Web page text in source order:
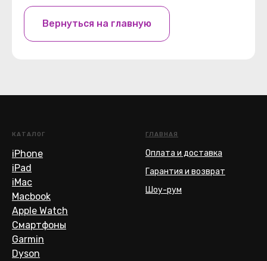
Вернуться на главную
КАТАЛОГ
iPhone
iPad
iMac
Macbook
Apple Watch
Смартфоны
Garmin
Dyson
ГЛАВНАЯ
Оплата и доставка
Гарантия и возврат
Шоу-рум